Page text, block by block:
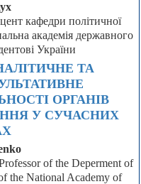
кафедри політичної
академія державного
України
ТА
ОРГАНІВ
У СУЧАСНИХ
of the Deperment of
the National Academy of